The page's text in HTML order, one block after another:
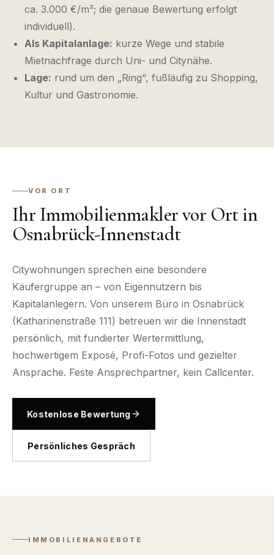
ca. 3.000 €/m²; die genaue Bewertung erfolgt
individuell).
Als Kapitalanlage: kurze Wege und stabile
Mietnachfrage durch Uni- und Citynähe.
Lage: rund um den „Ring“, fußläufig zu Shopping,
Kultur und Gastronomie.
VOR ORT
Ihr Immobilienmakler vor Ort in
Osnabrück-Innenstadt
Citywohnungen sprechen eine besondere
Käufergruppe an – von Eigennutzern bis
Kapitalanlegern. Von unserem Büro in Osnabrück
(Katharinenstraße 111) betreuen wir die Innenstadt
persönlich, mit fundierter Wertermittlung,
hochwertigem Exposé, Profi-Fotos und gezielter
Ansprache. Feste Ansprechpartner, kein Callcenter.
Kostenlose Bewertung
Persönliches Gespräch
IMMOBILIENANGEBOTE